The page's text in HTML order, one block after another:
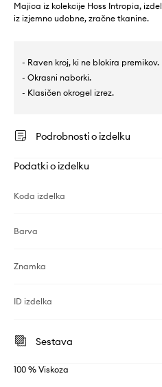
Majica iz kolekcije Hoss Intropia,
iz izjemno udobne, zračne tkanine.
- Raven kroj, ki ne blokira premikov.
- Okrasni naborki.
- Klasičen okrogel izrez.
Podrobnosti o izdelku
Podatki o izdelku
Koda izdelka
Barva
Znamka
ID izdelka
Sestava
100 % Viskoza